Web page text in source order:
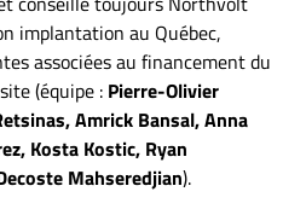
implantation au Québec,
associées au financement du
(équipe : Pierre-Olivier
Amrick Bansal, Anna
Kosta Kostic, Ryan
Mahseredjian).